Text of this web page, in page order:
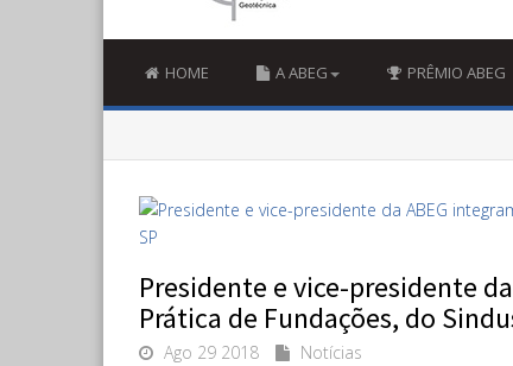
HOME A ABEG PRÊMIO ABEG
Presidente e vice-presidente
Prática de Fundações, do
Ago 29 2018
Notícias